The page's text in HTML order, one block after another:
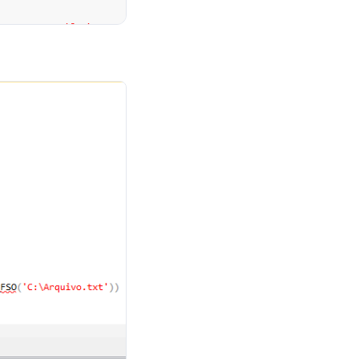
, @FileID
CONVERT (VARCHAR,
@Message